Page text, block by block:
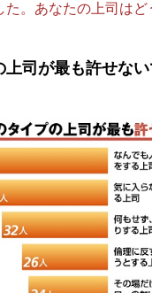
。あなたの上司はど
上司が最も許せない